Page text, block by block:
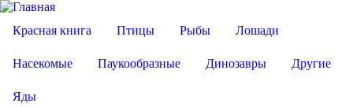
Красная книга Птицы Рыбы Лошади
Насекомые Паукообразные Динозавры Другие
Яды